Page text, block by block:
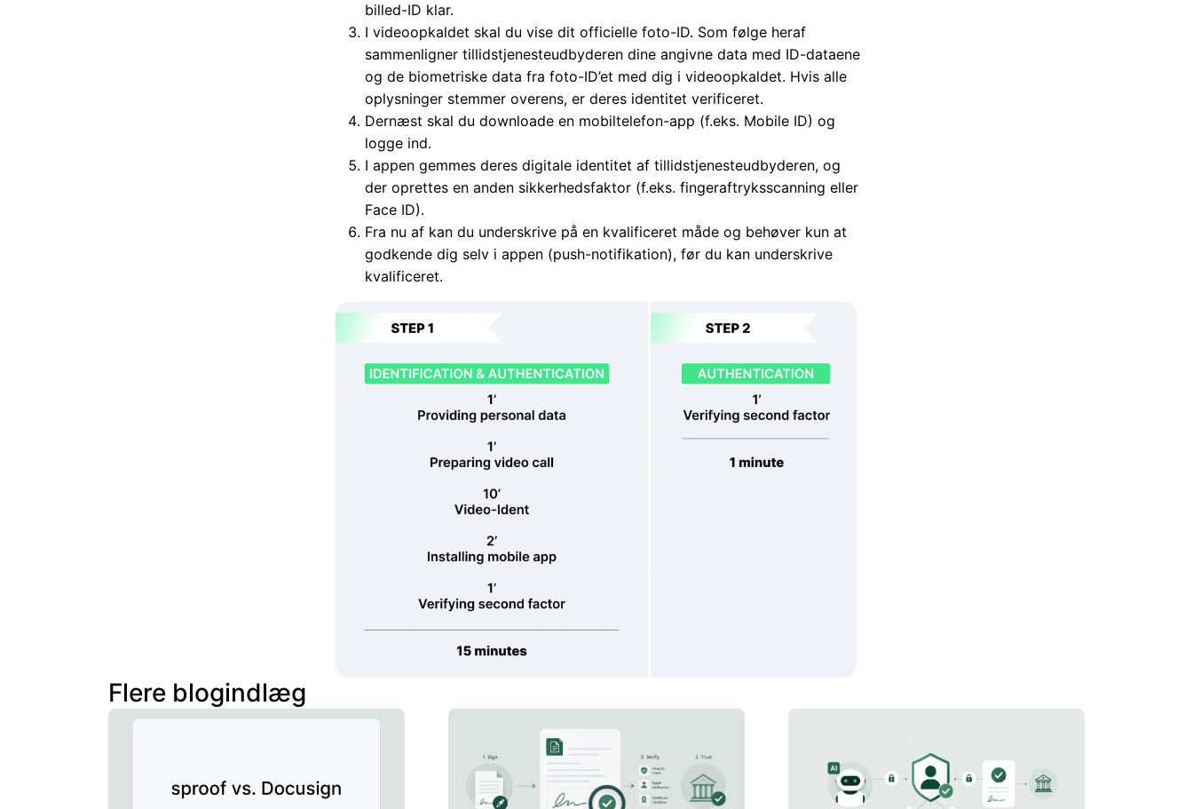
billed-ID klar.
I videoopkaldet skal du vise dit officielle foto-ID. Som følge heraf
sammenligner tillidstjenesteudbyderen dine angivne data med ID-dataene
og de biometriske data fra foto-ID’et med dig i videoopkaldet. Hvis alle
oplysninger stemmer overens, er deres identitet verificeret.
Dernæst skal du downloade en mobiltelefon-app (f.eks. Mobile ID) og
logge ind.
I appen gemmes deres digitale identitet af tillidstjenesteudbyderen, og
der oprettes en anden sikkerhedsfaktor (f.eks. fingeraftryksscanning eller
Face ID).
Fra nu af kan du underskrive på en kvalificeret måde og behøver kun at
godkende dig selv i appen (push-notifikation), før du kan underskrive
kvalificeret.
Flere blogindlæg